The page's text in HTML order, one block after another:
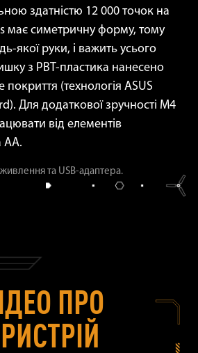
здатністю 12 000 точок на
має симетричну форму, тому
якої руки, і важить усього
з PBT-пластика нанесено
покриття (технологія ASUS
Для додаткової зручності M4
від елементів
АА.
та USB-адаптера.
ПРО